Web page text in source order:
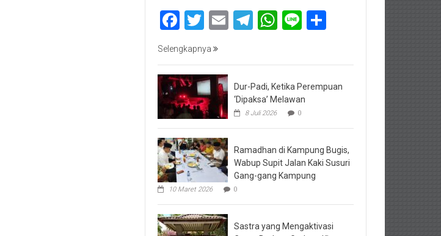
Facebook
Twitter
EmailTelegram
WhatsApp
Line
Selengkapnya
Dur-Padi, Ketika Perempuan
‘Dipaksa’ Melawan
8 Juli 2026 0
Ramadhan di Kampung Bugis,
Wabup Supit Jalan Kaki Susuri
Gang-gang Kampung
10 Maret 2026 0
Sastra yang Mengaktivasi